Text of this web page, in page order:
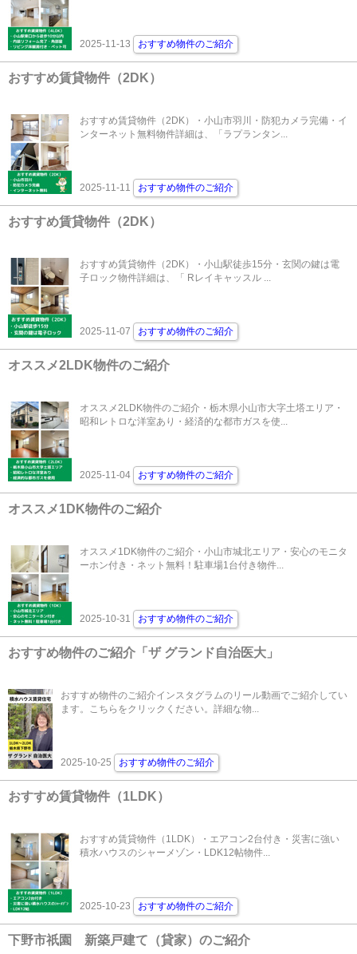
2025-11-13 おすすめ物件のご紹介
おすすめ賃貸物件（2DK）
おすすめ賃貸物件（2DK）・小山市羽川・防犯カメラ完備・イ
ンターネット無料物件詳細は、「ラプランタン...
2025-11-11 おすすめ物件のご紹介
おすすめ賃貸物件（2DK）
おすすめ賃貸物件（2DK）・小山駅徒歩15分・玄関の鍵は電
子ロック物件詳細は、「 Rレイキャッスル ...
2025-11-07 おすすめ物件のご紹介
オススメ2LDK物件のご紹介
オススメ2LDK物件のご紹介・栃木県小山市大字土塔エリア・
昭和レトロな洋室あり・経済的な都市ガスを使...
2025-11-04 おすすめ物件のご紹介
オススメ1DK物件のご紹介
オススメ1DK物件のご紹介・小山市城北エリア・安心のモニタ
ーホン付き・ネット無料！駐車場1台付き物件...
2025-10-31 おすすめ物件のご紹介
おすすめ物件のご紹介「ザ グランド自治医大」
おすすめ物件のご紹介インスタグラムのリール動画でご紹介してい
ます。こちらをクリックください。詳細な物...
2025-10-25 おすすめ物件のご紹介
おすすめ賃貸物件（1LDK）
おすすめ賃貸物件（1LDK）・エアコン2台付き・災害に強い
積水ハウスのシャーメゾン・LDK12帖物件...
2025-10-23 おすすめ物件のご紹介
下野市祇園 新築戸建て（貸家）のご紹介